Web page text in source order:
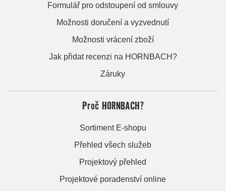
Formulář pro odstoupení od smlouvy
Možnosti doručení a vyzvednutí
Možnosti vrácení zboží
Jak přidat recenzi na HORNBACH?
Záruky
Proč HORNBACH?
Sortiment E-shopu
Přehled všech služeb
Projektový přehled
Projektové poradenství online